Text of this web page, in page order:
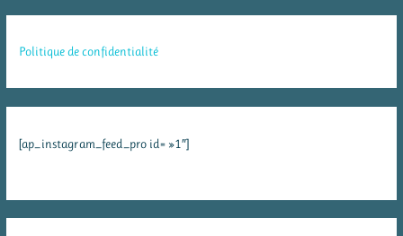
Politique de confidentialité
[ap_instagram_feed_pro id= »1″]